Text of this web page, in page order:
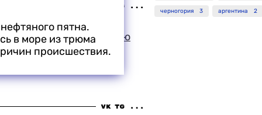
успех на
в Выборге выпал на долю
Говорухина
черногория 3 аргентина 2
пятна.
в море из трюма
происшествия.